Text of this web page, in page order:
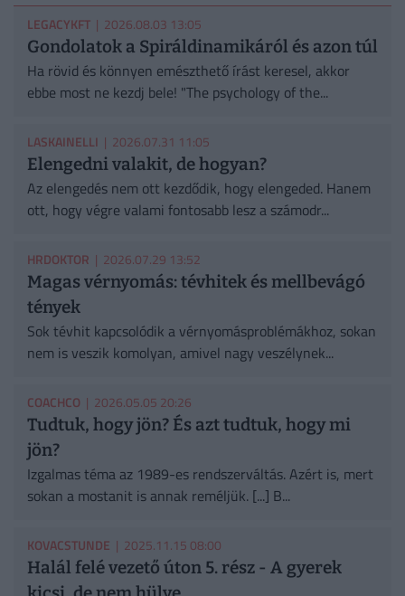
LEGACYKFT | 2026.08.03 13:05
Gondolatok a Spiráldinamikáról és azon túl
Ha rövid és könnyen emészthető írást keresel, akkor
ebbe most ne kezdj bele! "The psychology of the...
LASKAINELLI | 2026.07.31 11:05
Elengedni valakit, de hogyan?
Az elengedés nem ott kezdődik, hogy elengeded. Hanem
ott, hogy végre valami fontosabb lesz a számodr...
HRDOKTOR | 2026.07.29 13:52
Magas vérnyomás: tévhitek és mellbevágó
tények
Sok tévhit kapcsolódik a vérnyomásproblémákhoz, sokan
nem is veszik komolyan, amivel nagy veszélynek...
COACHCO | 2026.05.05 20:26
Tudtuk, hogy jön? És azt tudtuk, hogy mi
jön?
Izgalmas téma az 1989-es rendszerváltás. Azért is, mert
sokan a mostanit is annak reméljük. [...] B...
KOVACSTUNDE | 2025.11.15 08:00
Halál felé vezető úton 5. rész - A gyerek